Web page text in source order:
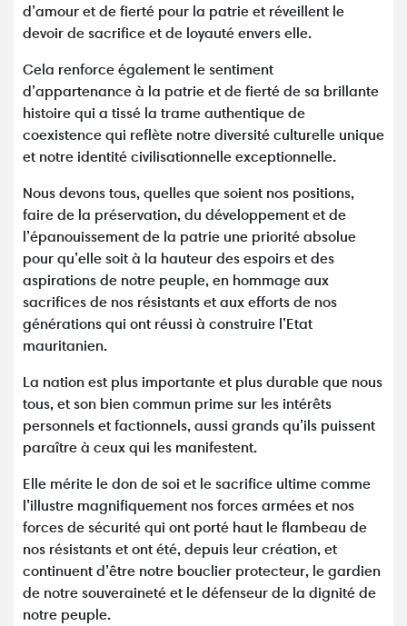
d’amour et de fierté pour la patrie et réveillent le
devoir de sacrifice et de loyauté envers elle.
Cela renforce également le sentiment
d’appartenance à la patrie et de fierté de sa brillante
histoire qui a tissé la trame authentique de
coexistence qui reflète notre diversité culturelle unique
et notre identité civilisationnelle exceptionnelle.
Nous devons tous, quelles que soient nos positions,
faire de la préservation, du développement et de
l’épanouissement de la patrie une priorité absolue
pour qu’elle soit à la hauteur des espoirs et des
aspirations de notre peuple, en hommage aux
sacrifices de nos résistants et aux efforts de nos
générations qui ont réussi à construire l’Etat
mauritanien.
La nation est plus importante et plus durable que nous
tous, et son bien commun prime sur les intérêts
personnels et factionnels, aussi grands qu’ils puissent
paraître à ceux qui les manifestent.
Elle mérite le don de soi et le sacrifice ultime comme
l’illustre magnifiquement nos forces armées et nos
forces de sécurité qui ont porté haut le flambeau de
nos résistants et ont été, depuis leur création, et
continuent d’être notre bouclier protecteur, le gardien
de notre souveraineté et le défenseur de la dignité de
notre peuple.